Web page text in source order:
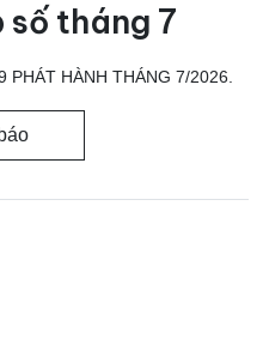
tháng 7
HÀNH THÁNG 7/2026.